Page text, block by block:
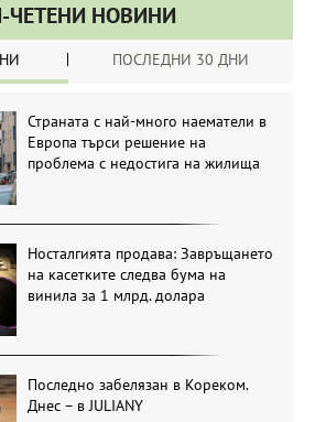
ЧЕТЕНИ НОВИНИ
ПОСЛЕДНИ 30 ДНИ
Страната с най-много наематели в
Европа търси решение на
проблема с недостига на жилища
Носталгията продава: Завръщането
на касетките следва бума на
винила за 1 млрд. долара
Последно забелязан в Кореком.
Днес – в JULIANY